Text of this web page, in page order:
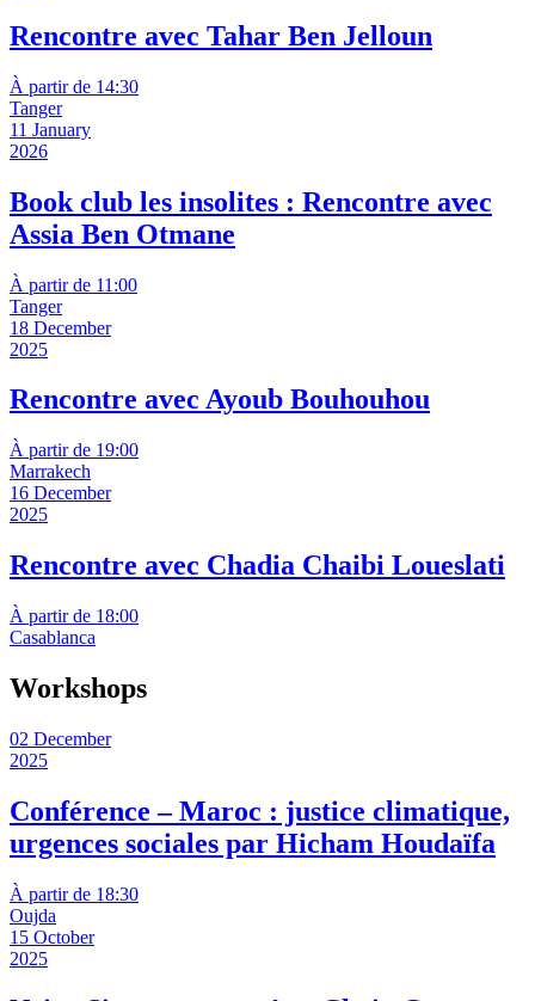
Rencontre avec Tahar Ben Jelloun
À partir de 14:30
Tanger
11 January
2026
Book club les insolites : Rencontre avec
Assia Ben Otmane
À partir de 11:00
Tanger
18 December
2025
Rencontre avec Ayoub Bouhouhou
À partir de 19:00
Marrakech
16 December
2025
Rencontre avec Chadia Chaibi Loueslati
À partir de 18:00
Casablanca
Workshops
02 December
2025
Conférence – Maroc : justice climatique,
urgences sociales par Hicham Houdaïfa
À partir de 18:30
Oujda
15 October
2025